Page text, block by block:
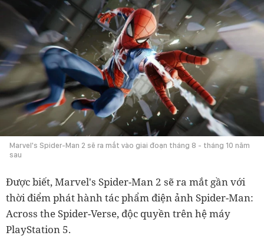
Marvel's Spider-Man 2 sẽ ra mắt vào giai đoạn tháng 8 - tháng 10 năm
sau
Được biết, Marvel's Spider-Man 2 sẽ ra mắt gần với
thời điểm phát hành tác phẩm điện ảnh Spider-Man:
Across the Spider-Verse, độc quyền trên hệ máy
PlayStation 5.